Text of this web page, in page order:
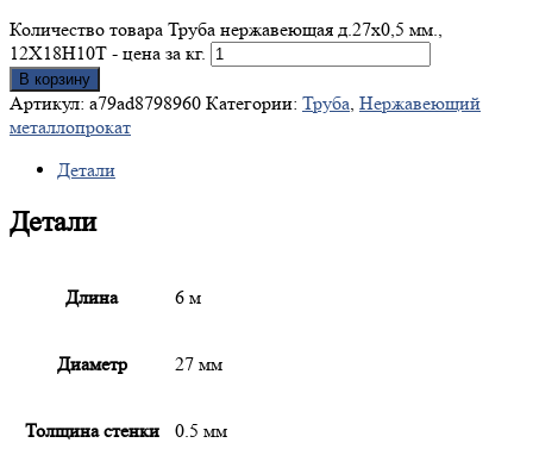
Количество товара Труба нержавеющая д.27x0,5 мм.,
12Х18Н10Т - цена за кг.
В корзину
Артикул: a79ad8798960 Категории: Труба, Нержавеющий
металлопрокат
Детали
Детали
Длина 6 м
Диаметр 27 мм
Толщина стенки 0.5 мм